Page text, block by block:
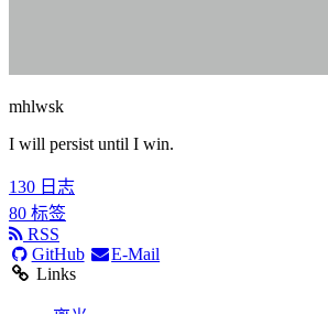
mhlwsk
I will persist until I win.
130 日志
80 标签
RSS
GitHub
E-Mail
Links